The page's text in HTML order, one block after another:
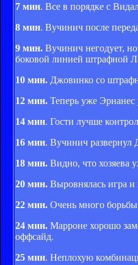
7 мин. Все в порядке с
8 мин. Вучинич после
9 мин. Вучинич негодует,
боковой линией штрафной
10 мин. Джовинко со
12 мин. Теперь уже
14 мин. Гости лучше
16 мин. Вучинич развернул
18 мин. Видно, что хозяева
20 мин. Выровнялась игра и
22 мин. Очень много
24 мин. Марроне хорошо
оффсайд.
25 мин. Неплохую